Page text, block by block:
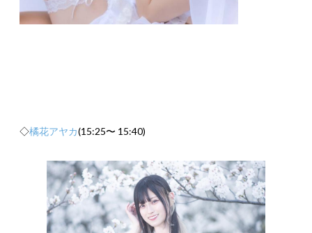
◇橘花アヤカ(15:25〜 15:40)